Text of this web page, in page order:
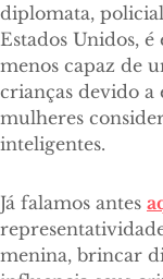
diplomata,
Estados Unidos,
menos capaz de
crianças devido a
mulheres
inteligentes.
Já falamos antes
menina, brincar